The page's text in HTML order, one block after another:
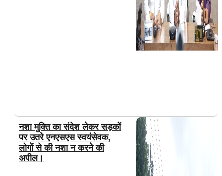
नशा मुक्ति का संदेश लेकर सड़कों
पर उतरे एनएसएस स्वयंसेवक,
लोगों से की नशा न करने की
अपील।